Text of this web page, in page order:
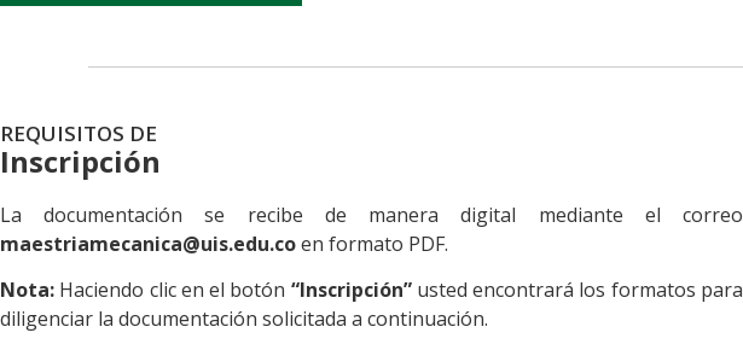
REQUISITOS DE
Inscripción
La documentación se recibe de manera digital mediante el correo
maestriamecanica@uis.edu.coen formato PDF.
Nota: Haciendo clic en el botón “Inscripción”usted encontrará los formatos para
diligenciar la documentación solicitada a continuación.